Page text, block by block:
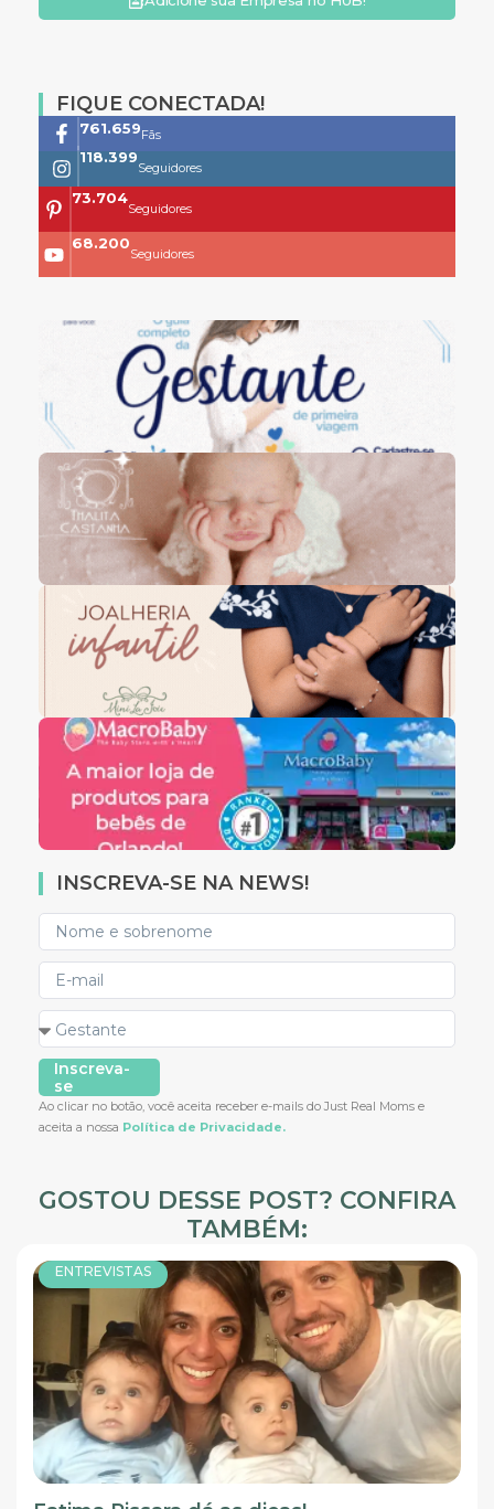
FIQUE CONECTADA!
761.659Fãs
118.399
Seguidores
73.704
Seguidores
68.200
Seguidores
INSCREVA-SE NA NEWS!
Inscreva-
se
Ao clicar no botão, você aceita receber e-mails do Just Real Moms e
aceita a nossa Política de Privacidade.
GOSTOU DESSE POST? CONFIRA
TAMBÉM:
ENTREVISTAS